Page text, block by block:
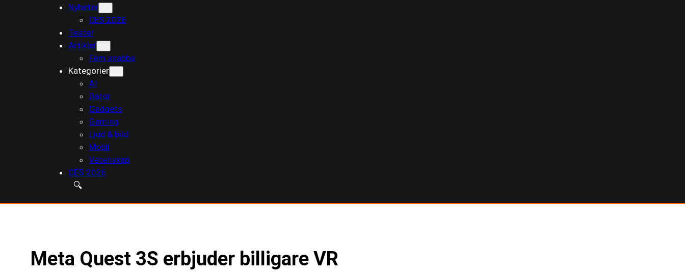
Nyheter
CES 2026
Tester
Artiklar
Fem snabba
Kategorier
AI
Dator
Gadgets
Gaming
Ljud & bild
Mobil
Vetenskap
CES 2026
🔍
Meta Quest 3S erbjuder billigare VR